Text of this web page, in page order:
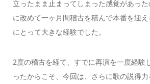
立ったまま止まってしまった感覚があっ
に改めて一ヶ月間稽古を積んで本番を迎
にとって大きな経験でした。
2度の稽古を経て、すでに再演を一度経験
ったからこそ、今回は、さらに歌の説得